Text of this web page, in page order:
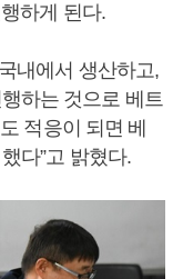
하게 된다.
내에서 생산하고,
하는 것으로 베트
적응이 되면 베
다”고 밝혔다.